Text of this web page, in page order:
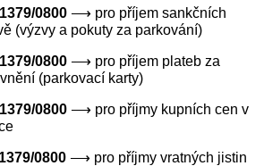
0800 ⟶ pro příjem sankčních
(výzvy a pokuty za parkování)
0800 ⟶ pro příjem plateb za
(parkovací karty)
0800 ⟶ pro příjmy kupních cen v
0800 ⟶ pro příjmy vratných jistin